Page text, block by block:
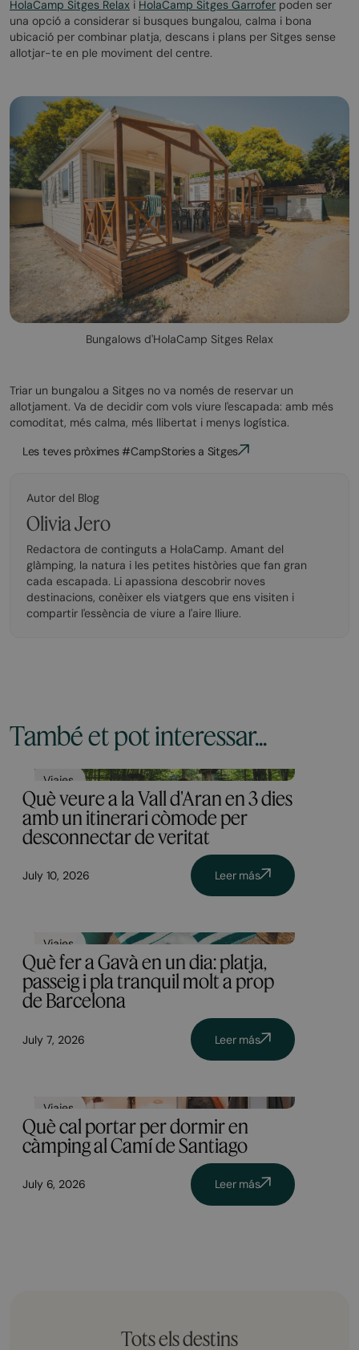
HolaCamp Sitges Relax i HolaCamp Sitges Garrofer poden ser
una opció a considerar si busques bungalou, calma i bona
ubicació per combinar platja, descans i plans per Sitges sense
allotjar-te en ple moviment del centre.
Bungalows d'HolaCamp Sitges Relax
Triar un bungalou a Sitges no va només de reservar un
allotjament. Va de decidir com vols viure l'escapada: amb més
comoditat, més calma, més llibertat i menys logística.
Les teves pròximes #CampStories a Sitges
Autor del Blog
Olivia Jero
Redactora de continguts a HolaCamp. Amant del
glàmping, la natura i les petites històries que fan gran
cada escapada. Li apassiona descobrir noves
destinacions, conèixer els viatgers que ens visiten i
compartir l'essència de viure a l'aire lliure.
També et pot interessar...
Viajes
Què veure a la Vall d'Aran en 3 dies
amb un itinerari còmode per
desconnectar de veritat
July 10, 2026 Leer más
Viajes
Què fer a Gavà en un dia: platja,
passeig i pla tranquil molt a prop
de Barcelona
July 7, 2026 Leer más
Viajes
Què cal portar per dormir en
càmping al Camí de Santiago
July 6, 2026 Leer más
Tots els destins